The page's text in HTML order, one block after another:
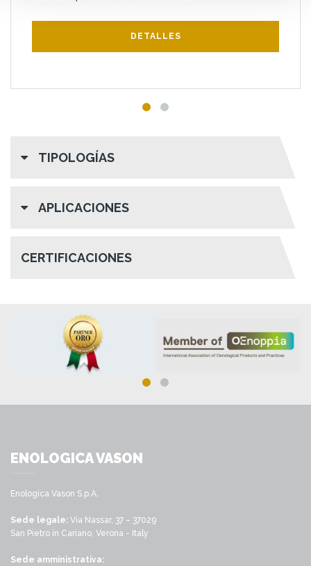
DETALLES
TIPOLOGÍAS
APLICACIONES
CERTIFICACIONES
ENOLOGICA VASON
Enologica Vason S.p.A.
Sede legale: Via Nassar, 37 – 37029
San Pietro in Cariano, Verona - Italy
Sede amministrativa: